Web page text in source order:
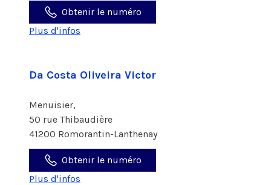
Obtenir le numéro
Plus d'infos
Da Costa Oliveira Victor
Menuisier,
50 rue Thibaudière
41200 Romorantin-Lanthenay
Obtenir le numéro
Plus d'infos